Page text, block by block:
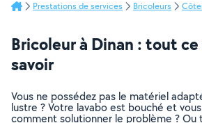
Prestations de services Bricoleurs
Bricoleur à Dinan : tout
savoir
Vous ne possédez pas le matériel
lustre ? Votre lavabo est bouché et
comment solutionner le problème ? Ou